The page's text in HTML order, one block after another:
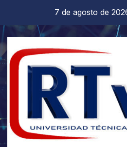
contenido
7 de agosto de